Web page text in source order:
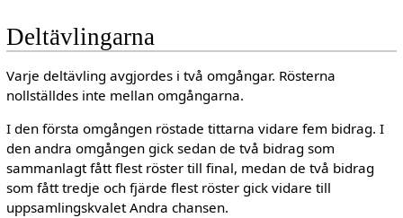
Deltävlingarna
Varje deltävling avgjordes i två omgångar. Rösterna
nollställdes inte mellan omgångarna.
I den första omgången röstade tittarna vidare fem bidrag. I
den andra omgången gick sedan de två bidrag som
sammanlagt fått flest röster till final, medan de två bidrag
som fått tredje och fjärde flest röster gick vidare till
uppsamlingskvalet Andra chansen.